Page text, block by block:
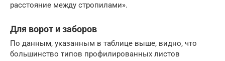
расстояние между стропилами».
Для ворот и заборов
По данным, указанным в таблице выше, видно, что
большинство типов профилированных листов